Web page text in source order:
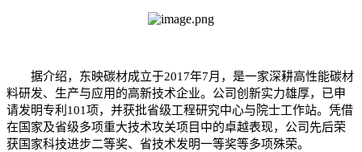
据介绍，东映碳材成立于2017年7月，是一家深耕高性能碳材
料研发、生产与应用的高新技术企业。公司创新实力雄厚，已申
请发明专利101项，并获批省级工程研究中心与院士工作站。凭借
在国家及省级多项重大技术攻关项目中的卓越表现，公司先后荣
获国家科技进步二等奖、省技术发明一等奖等多项殊荣。